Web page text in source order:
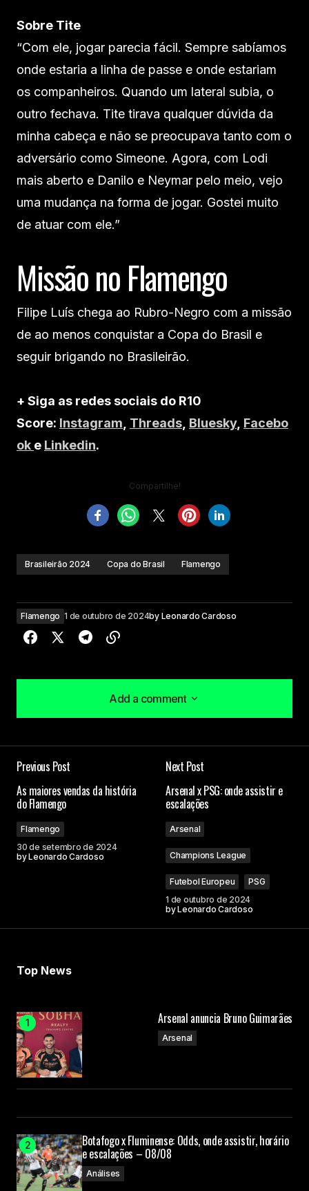
Sobre Tite
“Com ele, jogar parecia fácil. Sempre sabíamos
onde estaria a linha de passe e onde estariam
os companheiros. Quando um lateral subia, o
outro fechava. Tite tirava qualquer dúvida da
minha cabeça e não se preocupava tanto com o
adversário como Simeone. Agora, com Lodi
mais aberto e Danilo e Neymar pelo meio, vejo
uma mudança na forma de jogar. Gostei muito
de atuar com ele.”
Missão no Flamengo
Filipe Luís chega ao Rubro-Negro com a missão
de ao menos conquistar a Copa do Brasil e
seguir brigando no Brasileirão.
+ Siga as redes sociais do R10
Score: Instagram Threads Bluesky, Facebo
ok e Linkedin.
Compartilhe!
Brasileirão 2024 Copa do Brasil Flamengo
Flamengo 1 de outubro de 2024by Leonardo Cardoso
Add a comment
Add a comment
Campos obrigatórios são marcados com*
Comment
Previous Post
As maiores vendas da história
do Flamengo
Flamengo
30 de setembro de 2024
byLeonardo Cardoso
Next Post
Arsenal x PSG: onde assistir e
escalações
Arsenal
Champions League
Futebol Europeu
PSG
1 de outubro de 2024
byLeonardo Cardoso
Top News
Arsenal anuncia Bruno Guimarães
Arsenal
Botafogo x Fluminense: Odds, onde assistir, horário
e escalações – 08/08
Análises